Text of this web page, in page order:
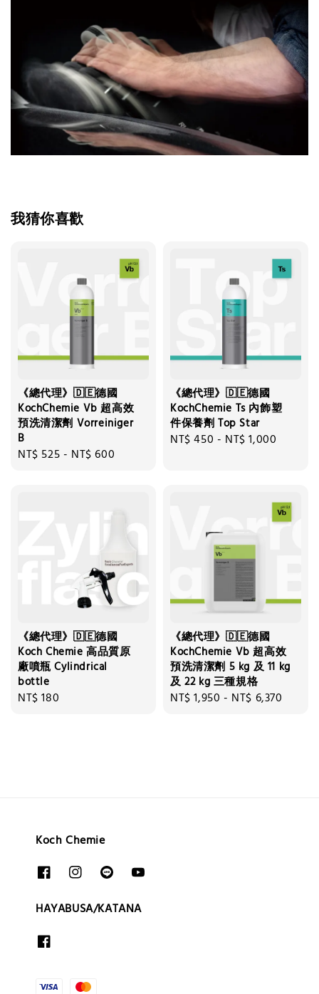
我猜你喜歡
《總代理》🇩🇪德國
KochChemie Vb 超高效
預洗清潔劑 Vorreiniger
B
Regular
NT$ 525 - NT$ 600
《總代理》🇩🇪德國
KochChemie Ts 內飾塑
件保養劑 Top Star
Regular
NT$ 450 - NT$ 1,000
《總代理》🇩🇪德國
Koch Chemie 高品質原
廠噴瓶 Cylindrical
bottle
Regular
NT$ 180
《總代理》🇩🇪德國
KochChemie Vb 超高效
預洗清潔劑 5 kg 及 11 kg
及 22 kg 三種規格
Regular
NT$ 1,950 - NT$ 6,370
Koch Chemie
HAYABUSA/KATANA